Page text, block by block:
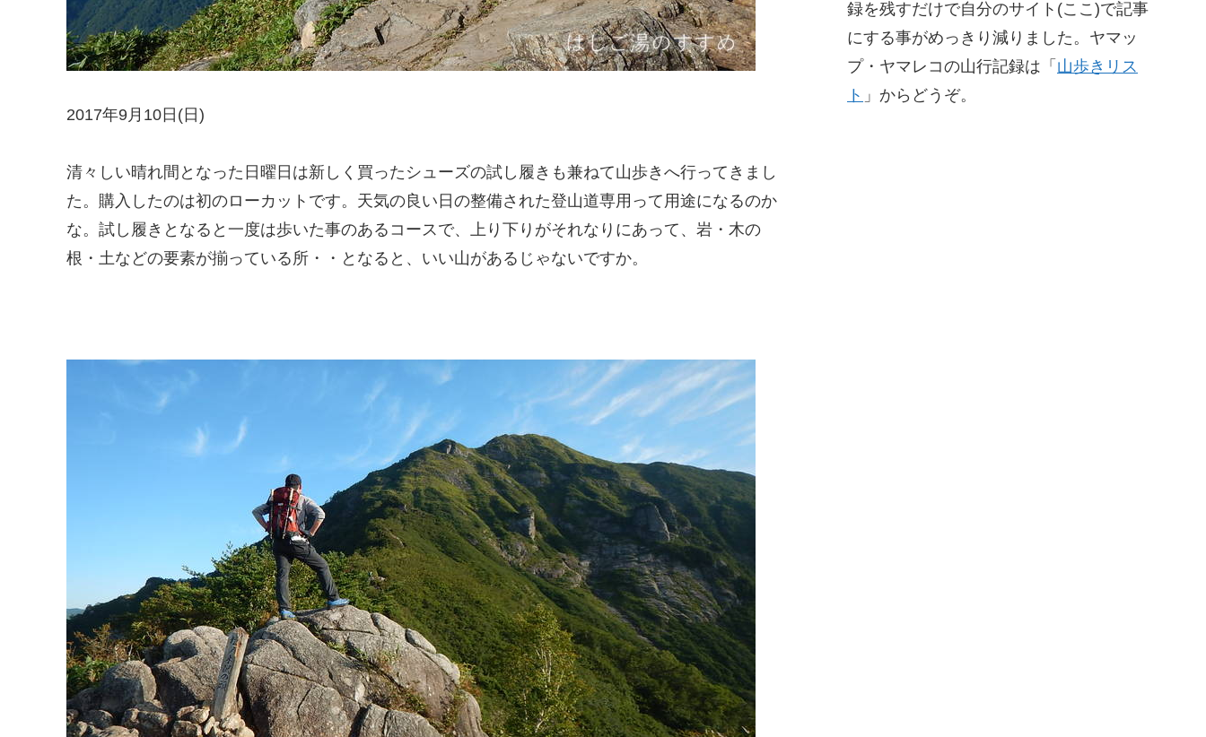
2017年9月10日(日)
清々しい晴れ間となった日曜日は新しく買ったシューズの試し履きも兼ねて山歩きへ行ってきまし
た。購入したのは初のローカットです。天気の良い日の整備された登山道専用って用途になるのか
な。試し履きとなると一度は歩いた事のあるコースで、上り下りがそれなりにあって、岩・木の
根・土などの要素が揃っている所・・となると、いい山があるじゃないですか。
録を残すだけで自分のサイト(ここ)で記事
にする事がめっきり減りました。ヤマッ
プ・ヤマレコの山行記録は「 山歩きリス
ト 」からどうぞ。